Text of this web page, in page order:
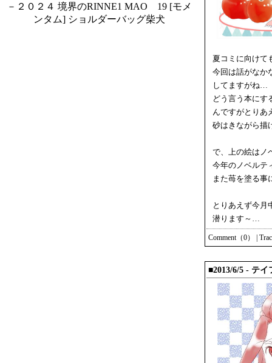
－２０２４ 境界のRINNE1 MAO 19 [モメ
ンタム] ショルダーバッグ柴犬
夏コミに向けて
今回は話がなか
してますがね…
どう言う本にす
んですがとりあ
砂はきながら描
で、上の絵はノ
今年のノベルテ
また苺を塗る
とりあえず今月
潜ります～…
Comment（0）
■2013/6/5 - テ